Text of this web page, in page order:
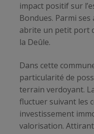
impact positif sur
Bondues. Parmi
abrite un petit port
la Deûle.
Dans cette
particularité de
terrain verdoyant.
fluctuer suivant les
investissement
valorisation.